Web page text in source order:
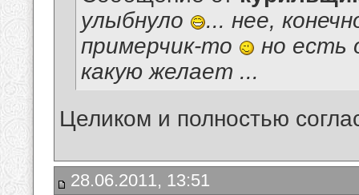
улыбнуло
... нее,
примерчик-то
но есть
какую желает ...
Целиком и полностью
28.06.2011, 13:51